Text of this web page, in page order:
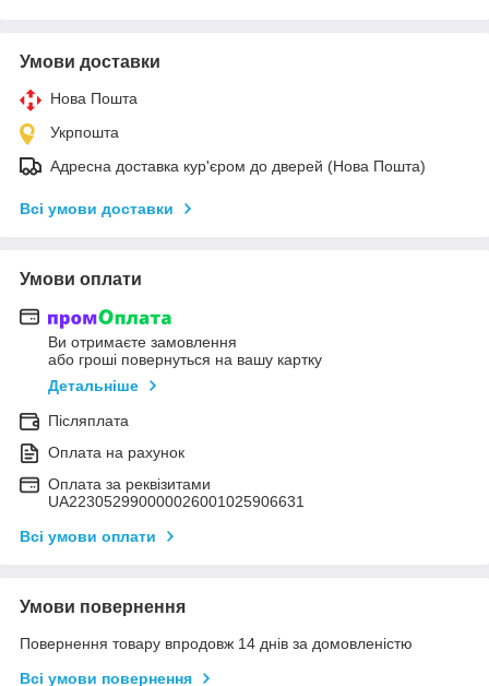
Умови доставки
Нова Пошта
Укрпошта
Адресна доставка кур'єром до дверей (Нова Пошта)
Всі умови доставки
Умови оплати
Ви отримаєте замовлення
або гроші повернуться на вашу картку
Детальніше
Післяплата
Оплата на рахунок
Оплата за реквізитами
UA223052990000026001025906631
Всі умови оплати
Умови повернення
Повернення товару впродовж 14 днів за домовленістю
Всі умови повернення